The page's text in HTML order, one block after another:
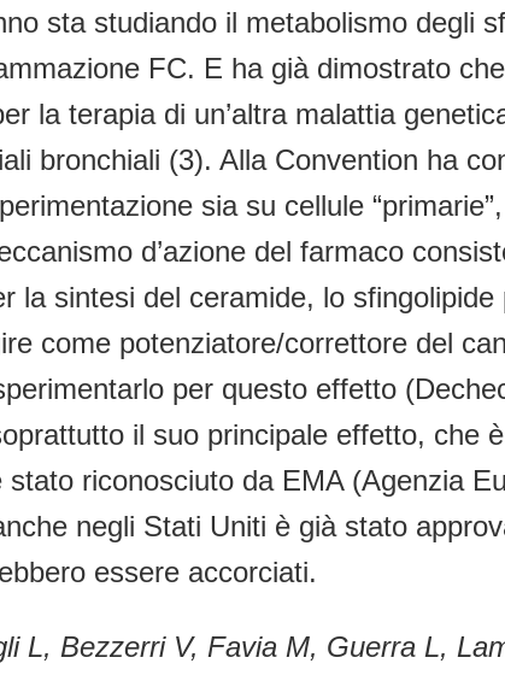
sta studiando il metabolismo degli
FC. E ha già dimostrato
la terapia di un’altra malattia
bronchiali (3). Alla Convention ha
sia su cellule
d’azione del farmaco
la sintesi del ceramide, lo
come potenziatore/correttore del
per questo effetto
il suo principale effetto, che
riconosciuto da EMA (Agenzia
negli Stati Uniti è già stato
essere accorciati.
L, Bezzerri V, Favia M, Guerra L,